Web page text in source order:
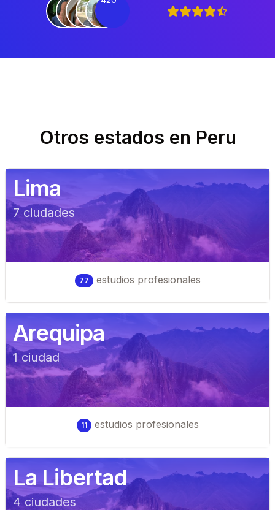
Otros estados en Peru
Lima
7 ciudades
77 estudios profesionales
Arequipa
1 ciudad
11 estudios profesionales
La Libertad
4 ciudades